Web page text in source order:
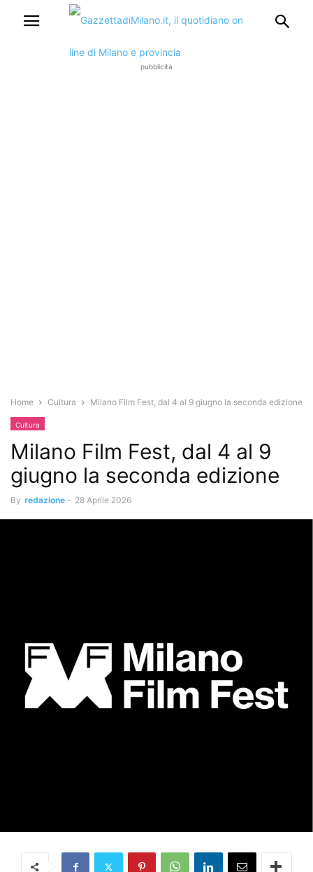
pubblicità
Home Cultura Milano Film Fest, dal 4 al 9 giugno la seconda edizione
Cultura
Milano Film Fest, dal 4 al 9
giugno la seconda edizione
By redazione - 28 Aprile 2026